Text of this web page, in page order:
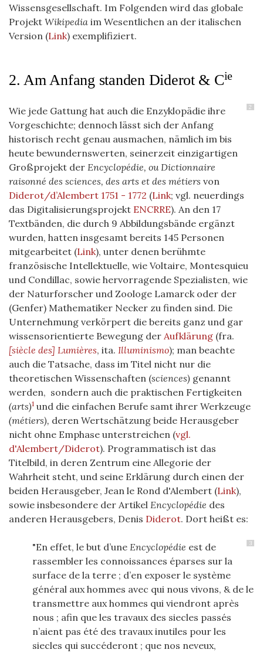
Wissensgesellschaft. Im Folgenden wird das globale
Projekt Wikipedia im Wesentlichen an der italischen
Version (Link) exemplifiziert.
2. Am Anfang standen Diderot & Cie
2
Wie jede Gattung hat auch die Enzyklopädie ihre
Vorgeschichte; dennoch lässt sich der Anfang
historisch recht genau ausmachen, nämlich im bis
heute bewundernswerten, seinerzeit einzigartigen
Großprojekt der Encyclopédie, ou Dictionnaire
raisonné des sciences, des arts et des métiers von
Diderot/d’Alembert 1751 - 1772 (Link; vgl. neuerdings
das Digitalisierungsprojekt ENCRRE). An den 17
Textbänden, die durch 9 Abbildungsbände ergänzt
wurden, hatten insgesamt bereits 145 Personen
mitgearbeitet (Link), unter denen berühmte
französische Intellektuelle, wie Voltaire, Montesquieu
und Condillac, sowie hervorragende Spezialisten, wie
der Naturforscher und Zoologe Lamarck oder der
(Genfer) Mathematiker Necker zu finden sind. Die
Unternehmung verkörpert die bereits ganz und gar
wissensorientierte Bewegung der Aufklärung (fra.
[siècle des] Lumières, ita. Illuminismo); man beachte
auch die Tatsache, dass im Titel nicht nur die
theoretischen Wissenschaften (sciences) genannt
werden, sondern auch die praktischen Fertigkeiten
(arts)1 und die einfachen Berufe samt ihrer Werkzeuge
(métiers), deren Wertschätzung beide Herausgeber
nicht ohne Emphase unterstreichen (vgl.
d'Alembert/Diderot). Programmatisch ist das
Titelbild, in deren Zentrum eine Allegorie der
Wahrheit steht, und seine Erklärung durch einen der
beiden Herausgeber, Jean le Rond d'Alembert (Link),
sowie insbesondere der Artikel Encyclopédie des
anderen Herausgebers, Denis Diderot. Dort heißt es:
3
"En effet, le but d’une Encyclopédie est de
rassembler les connoissances éparses sur la
surface de la terre ; d’en exposer le système
général aux hommes avec qui nous vivons, & de le
transmettre aux hommes qui viendront après
nous ; afin que les travaux des siecles passés
n’aient pas été des travaux inutiles pour les
siecles qui succéderont ; que nos neveux,